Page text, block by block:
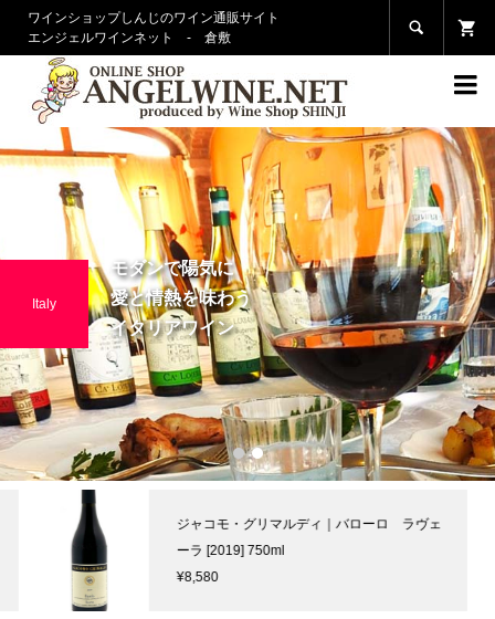
ワインショップしんじのワイン通販サイト
エンジェルワインネット - 倉敷


Italy
モダンで陽気に
愛と情熱を味わう
イタリアワイン
1 2
テルモン｜レゼルヴ ブリュット [MV] 750m
l
¥9,130